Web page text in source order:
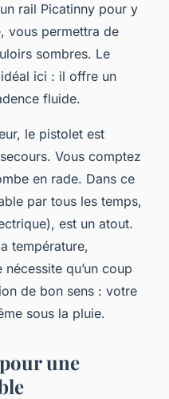
rail Picatinny pour y
vous permettra de
sombres. Le
ici : il offre un
fluide.
le pistolet est
Vous comptez
en rade. Dans ce
par tous les temps,
est un atout.
température,
qu’un coup
de bon sens : votre
sous la pluie.
une